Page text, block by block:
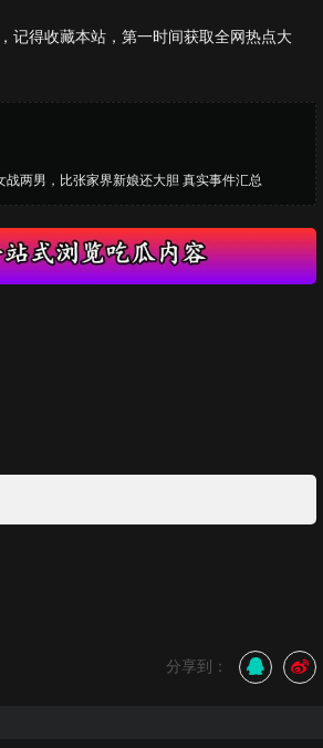
记得收藏本站，第一时间获取全网热点大
战两男，比张家界新娘还大胆 真实事件汇总
分享到：